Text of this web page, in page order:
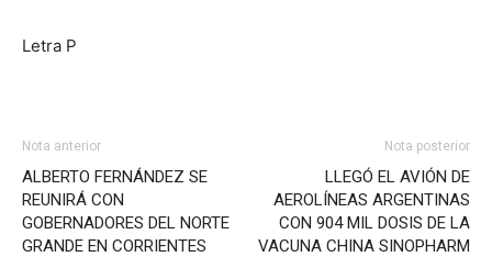
Letra P
Nota anterior
ALBERTO FERNÁNDEZ SE
REUNIRÁ CON
GOBERNADORES DEL NORTE
GRANDE EN CORRIENTES
Nota posterior
LLEGÓ EL AVIÓN DE
AEROLÍNEAS ARGENTINAS
CON 904 MIL DOSIS DE LA
VACUNA CHINA SINOPHARM